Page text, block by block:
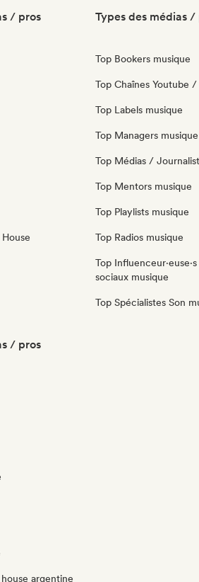
/ pros Types des médias /
Top Bookers musique
Top Chaînes Youtube
Top Labels musique
Top Managers musique
Top Médias /
Top Mentors musique
Top Playlists musique
Top Radios musique
Top
sociaux musique
Top Spécialistes Son
/ pros
argentine